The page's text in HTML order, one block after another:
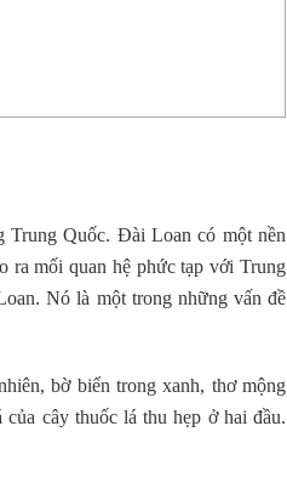
Trung Quốc. Đài Loan có một nền
ra mối quan hệ phức tạp với Trung
Nó là một trong những vấn đề
bờ biển trong xanh, thơ mộng
cây thuốc lá thu hẹp ở hai đầu.